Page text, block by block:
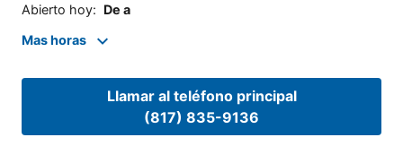
Abierto hoy: De a
Mas horas
Llamar al teléfono principal
(817) 835-9136